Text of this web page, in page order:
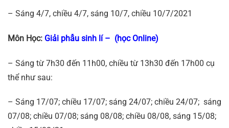
– Sáng 4/7, chiều 4/7, sáng 10/7, chiều 10/7/2021
Môn Học: Giải phẫu sinh lí – (học Online)
– Sáng từ 7h30 đến 11h00, chiều từ 13h30 đến 17h00 cụ
thể như sau:
– Sáng 17/07; chiều 17/07; sáng 24/07; chiều 24/07; sáng
07/08; chiều 07/08; sáng 08/08; chiều 08/08, sáng 15/08;